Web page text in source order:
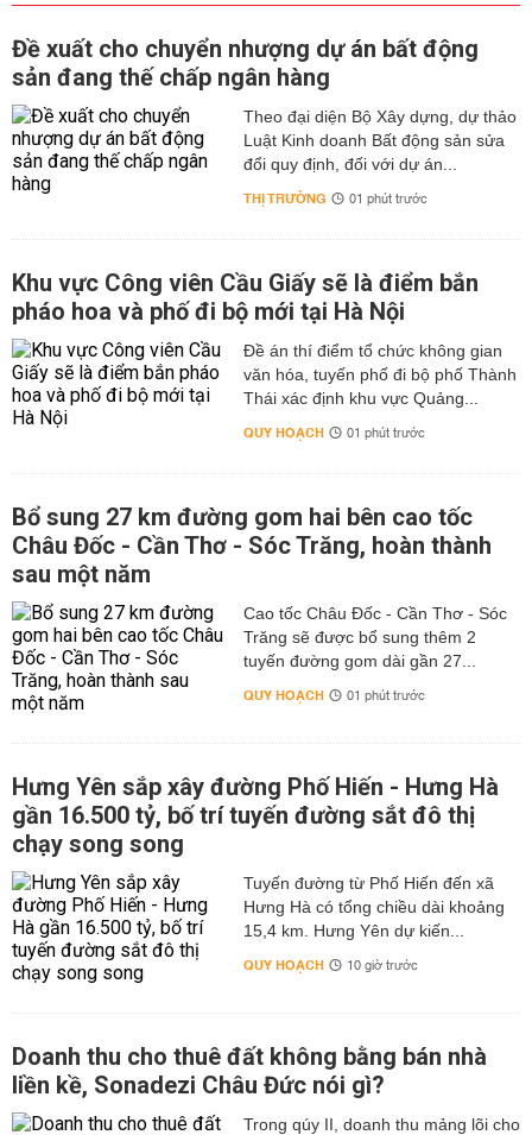
Đề xuất cho chuyển nhượng dự án bất động
sản đang thế chấp ngân hàng
Theo đại diện Bộ Xây dựng, dự thảo
Luật Kinh doanh Bất động sản sửa
đổi quy định, đối với dự án...
THỊ TRƯỜNG 01 phút trước
Khu vực Công viên Cầu Giấy sẽ là điểm bắn
pháo hoa và phố đi bộ mới tại Hà Nội
Đề án thí điểm tổ chức không gian
văn hóa, tuyến phố đi bộ phố Thành
Thái xác định khu vực Quảng...
QUY HOẠCH 01 phút trước
Bổ sung 27 km đường gom hai bên cao tốc
Châu Đốc - Cần Thơ - Sóc Trăng, hoàn thành
sau một năm
Cao tốc Châu Đốc - Cần Thơ - Sóc
Trăng sẽ được bổ sung thêm 2
tuyến đường gom dài gần 27...
QUY HOẠCH 01 phút trước
Hưng Yên sắp xây đường Phố Hiến - Hưng Hà
gần 16.500 tỷ, bố trí tuyến đường sắt đô thị
chạy song song
Tuyến đường từ Phố Hiến đến xã
Hưng Hà có tổng chiều dài khoảng
15,4 km. Hưng Yên dự kiến...
QUY HOẠCH 10 giờ trước
Doanh thu cho thuê đất không bằng bán nhà
liền kề, Sonadezi Châu Đức nói gì?
Trong qúy II, doanh thu mảng lõi cho